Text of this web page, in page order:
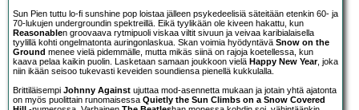
Sun Pien tuttu lo-fi sunshine pop loistaa jälleen psykedeelisiä säteitään etenkin 60- ja
70-lukujen undergroundin spektreillä. Eikä tyylikään ole kiveen hakattu, kun
Reasonablen groovaava rytmipuoli viskaa viltit sivuun ja veivaa karibialaisella
tyylillä kohti ongelmatonta auringonlaskua. Skan voimia hyödyntävä Snow on the
Ground menee vielä pidemmälle, mutta mikäs siinä on rajoja koetellessa, kun
kaava pelaa kaikin puolin. Lasketaan samaan joukkoon vielä Happy New Year, joka
niin ikään seisoo tukevasti keveiden soundiensa pienellä kukkulalla.
Brittiläisempi Johnny Against ujuttaa mod-asennetta mukaan ja jotain yhtä ajatonta
on myös puolittain runomaisessa Quietly the Sun Climbs on a Snow Covered